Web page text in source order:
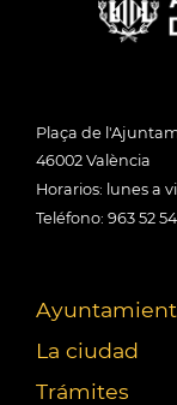
Plaça de
46002 València
Horarios: lunes a
Teléfono: 963 52
La ciudad
Trámites